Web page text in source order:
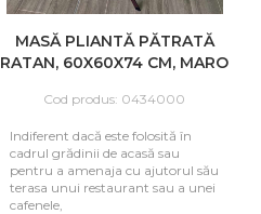
MASĂ PLIANTĂ PĂTRATĂ
RATAN, 60X60X74 CM, MARO
Cod produs: 0434000
Indiferent dacă este folosită în
cadrul grădinii de acasă sau
pentru a amenaja cu ajutorul său
terasa unui restaurant sau a unei
cafenele,